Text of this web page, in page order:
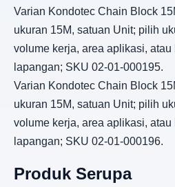
Varian Kondotec Chain Block
ukuran 15M, satuan Unit; pilih
volume kerja, area aplikasi, atau
lapangan; SKU 02-01-000195.
Varian Kondotec Chain Block
ukuran 15M, satuan Unit; pilih
volume kerja, area aplikasi, atau
lapangan; SKU 02-01-000196.
Produk Serupa